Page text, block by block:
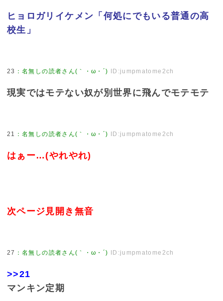
ヒョロガリイケメン「何処にでもいる普通の高
校生」
23 ：名無しの読者さん(｀・ω・´) ID:jumpmatome2ch
現実ではモテない奴が別世界に飛んでモテモテ
21 ：名無しの読者さん(｀・ω・´) ID:jumpmatome2ch
はぁー…(やれやれ)
次ページ見開き無音
27 ：名無しの読者さん(｀・ω・´) ID:jumpmatome2ch
>>21
マンキン定期